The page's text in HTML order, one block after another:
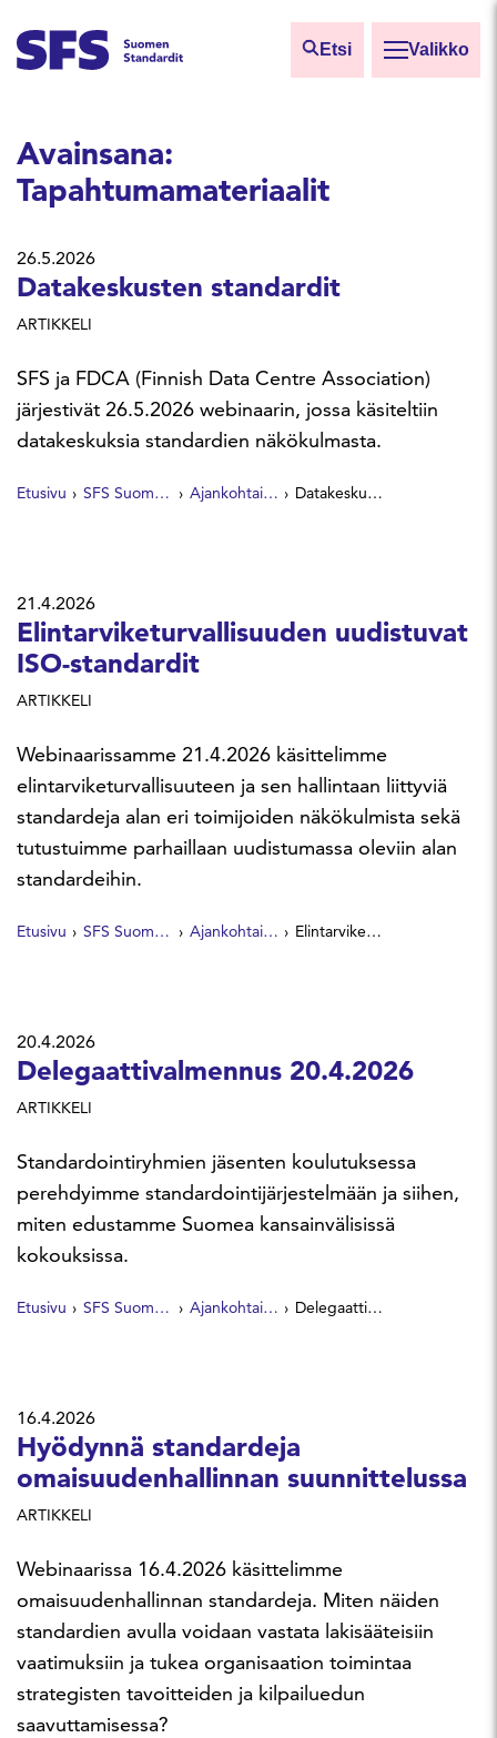
Etsi Valikko
Hae hakutermillä
Avainsana:
Tapahtumamateriaalit
26.5.2026
Datakeskusten standardit
ARTIKKELI
SFS ja FDCA (Finnish Data Centre Association)
järjestivät 26.5.2026 webinaarin, jossa käsiteltiin
datakeskuksia standardien näkökulmasta.
Etusivu SFS Suomen Standardit Ajankohtaista Datakeskusten standardit
21.4.2026
Elintarviketurvallisuuden uudistuvat
ISO-standardit
ARTIKKELI
Webinaarissamme 21.4.2026 käsittelimme
elintarviketurvallisuuteen ja sen hallintaan liittyviä
standardeja alan eri toimijoiden näkökulmista sekä
tutustuimme parhaillaan uudistumassa oleviin alan
standardeihin.
Etusivu SFS Suomen Standardit Ajankohtaista Elintarviketurvallisuuden uudistuvat ISO-standardit
20.4.2026
Delegaattivalmennus 20.4.2026
ARTIKKELI
Standardointiryhmien jäsenten koulutuksessa
perehdyimme standardointijärjestelmään ja siihen,
miten edustamme Suomea kansainvälisissä
kokouksissa.
Etusivu SFS Suomen Standardit Ajankohtaista Delegaattivalmennus 20.4.2026
16.4.2026
Hyödynnä standardeja
omaisuudenhallinnan suunnittelussa
ARTIKKELI
Webinaarissa 16.4.2026 käsittelimme
omaisuudenhallinnan standardeja. Miten näiden
standardien avulla voidaan vastata lakisääteisiin
vaatimuksiin ja tukea organisaation toimintaa
strategisten tavoitteiden ja kilpailuedun
saavuttamisessa?